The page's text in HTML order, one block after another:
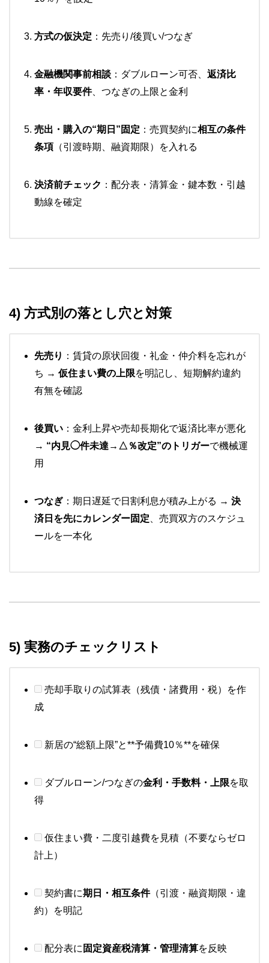
方式の仮決定 ：先売り/後買い/つなぎ
金融機関事前相談 ：ダブルローン可否、 返済比
率・年収要件、つなぎの上限と金利
売出・購入の“期日”固定 ：売買契約に相互の条件
条項 （引渡時期、融資期限）を入れる
決済前チェック ：配分表・清算金・鍵本数・引越
動線を確定
4) 方式別の落とし穴と対策
先売り ：賃貸の原状回復・礼金・仲介料を忘れが
ち → 仮住まい費の上限を明記し、短期解約違約
有無を確認
後買い ：金利上昇や売却長期化で返済比率が悪化
→ “内見◯件未達→△％改定”のトリガーで機械運
用
つなぎ ：期日遅延で日割利息が積み上がる → 決
済日を先にカレンダー固定 、売買双方のスケジュ
ールを一本化
5) 実務のチェックリスト
売却手取りの試算表（残債・諸費用・税）を作
成
新居の“総額上限”と**予備費10％**を確保
ダブルローン/つなぎの金利・手数料・上限を取
得
仮住まい費・二度引越費を見積（不要ならゼロ
計上）
契約書に期日・相互条件（引渡・融資期限・違
約）を明記
配分表に 固定資産税清算・管理清算を反映